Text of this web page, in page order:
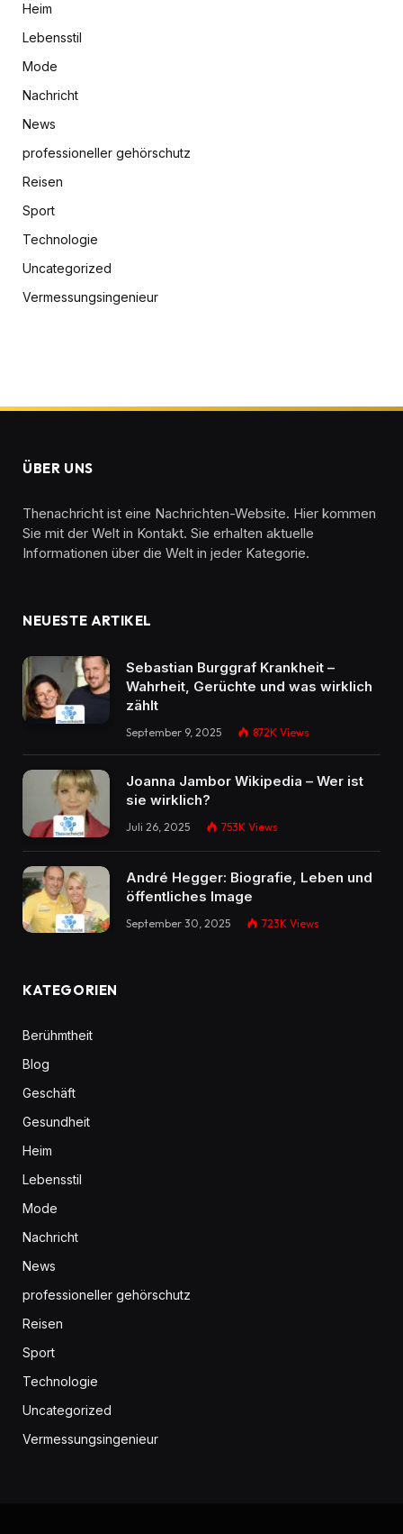
Heim
Lebensstil
Mode
Nachricht
News
professioneller gehörschutz
Reisen
Sport
Technologie
Uncategorized
Vermessungsingenieur
ÜBER UNS
Thenachricht ist eine Nachrichten-Website. Hier kommen
Sie mit der Welt in Kontakt. Sie erhalten aktuelle
Informationen über die Welt in jeder Kategorie.
NEUESTE ARTIKEL
Sebastian Burggraf Krankheit –
Wahrheit, Gerüchte und was wirklich
zählt
September 9, 2025 872K Views
Joanna Jambor Wikipedia – Wer ist
sie wirklich?
Juli 26, 2025 753K Views
André Hegger: Biografie, Leben und
öffentliches Image
September 30, 2025 723K Views
KATEGORIEN
Berühmtheit
Blog
Geschäft
Gesundheit
Heim
Lebensstil
Mode
Nachricht
News
professioneller gehörschutz
Reisen
Sport
Technologie
Uncategorized
Vermessungsingenieur